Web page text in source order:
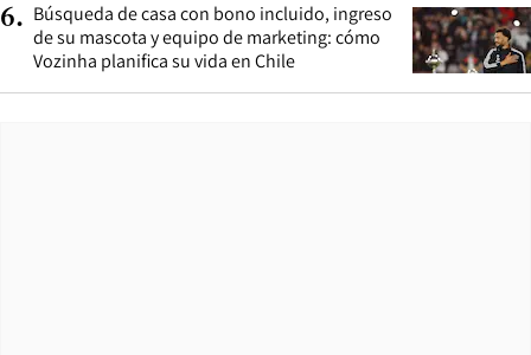
6. Búsqueda de casa con bono incluido, ingreso
de su mascota y equipo de marketing: cómo
Vozinha planifica su vida en Chile